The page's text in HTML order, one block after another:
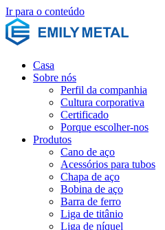
Ir para o conteúdo
Casa
Sobre nós
Perfil da companhia
Cultura corporativa
Certificado
Porque escolher-nos
Produtos
Cano de aço
Acessórios para tubos
Chapa de aço
Bobina de aço
Barra de ferro
Liga de titânio
Liga de níquel